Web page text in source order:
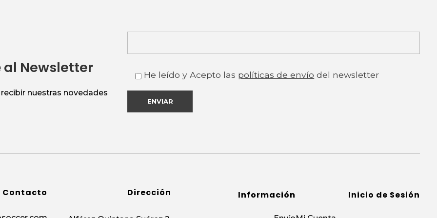
al Newsletter
nuestras novedades
He leído y Acepto las políticas de envío del newsletter
Contacto Dirección Información Inicio de Sesión